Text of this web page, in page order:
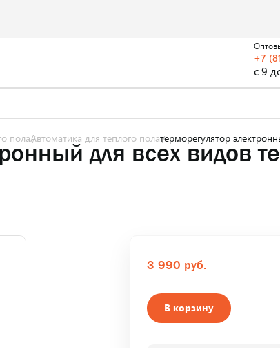
+7
с 9
полаАвтоматика для теплого полатерморегулятор
для всех видов
3 990 руб.
В корзину